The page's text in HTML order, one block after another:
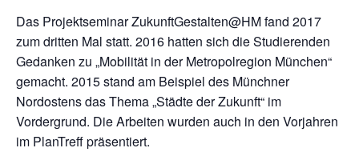
Das Projektseminar ZukunftGestalten@HM fand 2017
zum dritten Mal statt. 2016 hatten sich die Studierenden
Gedanken zu „Mobilität in der Metropolregion München“
gemacht. 2015 stand am Beispiel des Münchner
Nordostens das Thema „Städte der Zukunft“ im
Vordergrund. Die Arbeiten wurden auch in den Vorjahren
im PlanTreff präsentiert.